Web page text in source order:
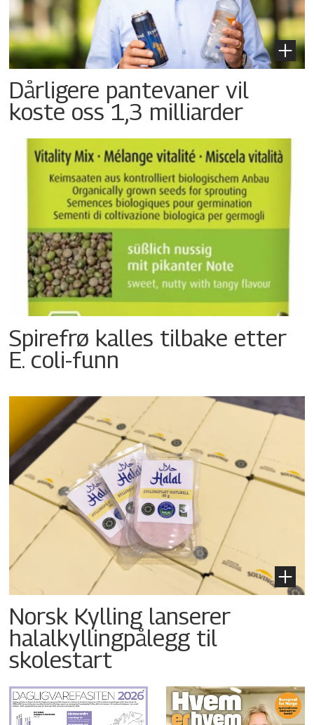
Dårligere pantevaner vil
koste oss 1,3 milliarder
Spirefrø kalles tilbake etter
E. coli-funn
Norsk Kylling lanserer
halalkyllingpålegg til
skolestart